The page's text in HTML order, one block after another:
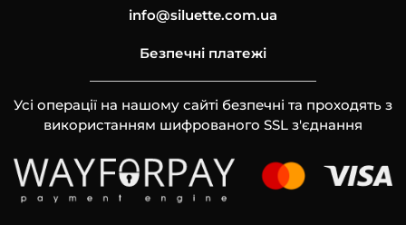
info@siluette.com.ua
Безпечні платежі
Усі операції на нашому сайті безпечні та проходять з
використанням шифрованого SSL з'єднання